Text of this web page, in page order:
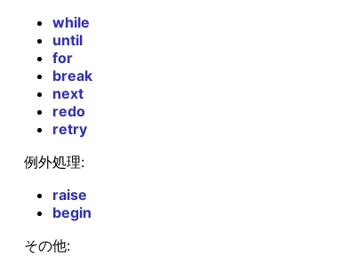
while
until
for
break
next
redo
retry
例外処理:
raise
begin
その他: